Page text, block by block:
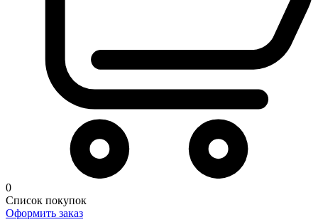
0
Список покупок
Оформить заказ